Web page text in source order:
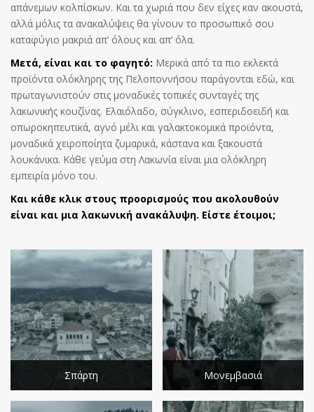
απάνεμων κολπίσκων. Και τα χωριά που δεν είχες καν ακουστά,
αλλά μόλις τα ανακαλύψεις θα γίνουν το προσωπικό σου
καταφύγιο μακριά απ’ όλους και απ’ όλα.
Μετά, είναι και το φαγητό: Μερικά από τα πιο εκλεκτά
προϊόντα ολόκληρης της Πελοποννήσου παράγονται εδώ, και
πρωταγωνιστούν στις μοναδικές τοπικές συνταγές της
λακωνικής κουζίνας. Ελαιόλαδο, σύγκλινο, εσπεριδοειδή και
οπωροκηπευτικά, αγνό μέλι και γαλακτοκομικά προϊόντα,
μοναδικά χειροποίητα ζυμαρικά, κάστανα και ξακουστά
λουκάνικα. Κάθε γεύμα στη Λακωνία είναι μια ολόκληρη
εμπειρία μόνο του.
Και κάθε κλικ στους προορισμούς που ακολουθούν
είναι και μια λακωνική ανακάλυψη. Είστε έτοιμοι;
Σπάρτη Μονεμβασιά